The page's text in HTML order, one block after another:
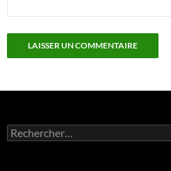
Rechercher :